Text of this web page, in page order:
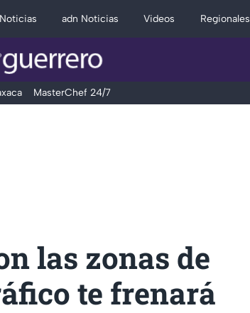
Noticias adn Noticias Videos Regionales
MasterChef 24/7
las zonas de
te frenará